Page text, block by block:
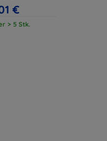
€
> 5 Stk.